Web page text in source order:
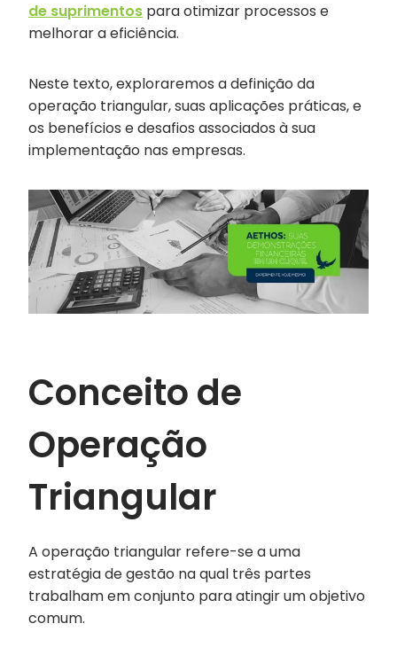
de suprimentos para otimizar processos e
melhorar a eficiência.
Neste texto, exploraremos a definição da
operação triangular, suas aplicações práticas, e
os benefícios e desafios associados à sua
implementação nas empresas.
Conceito de
Operação
Triangular
A operação triangular refere-se a uma
estratégia de gestão na qual três partes
trabalham em conjunto para atingir um objetivo
comum.